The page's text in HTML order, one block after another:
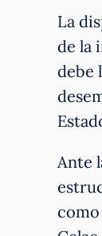
La
de la
debe
Ante
como